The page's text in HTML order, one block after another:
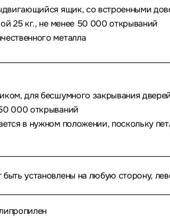
ящик, со встроенными
25 кг., не менее 50 000 открываний
металла
для бесшумного закрывания
000 открываний
в нужном положении, поскольку
установлены на любую сторону,